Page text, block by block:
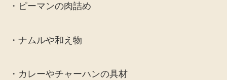
・ピーマンの肉詰め
・ナムルや和え物
・カレーやチャーハンの具材